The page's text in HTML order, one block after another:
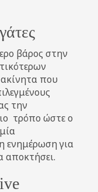
βάρος στην
ακίνητα που
την
τρόπο ώστε ο
ενημέρωση για
αποκτήσει.